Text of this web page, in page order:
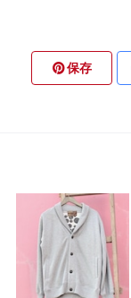
保存